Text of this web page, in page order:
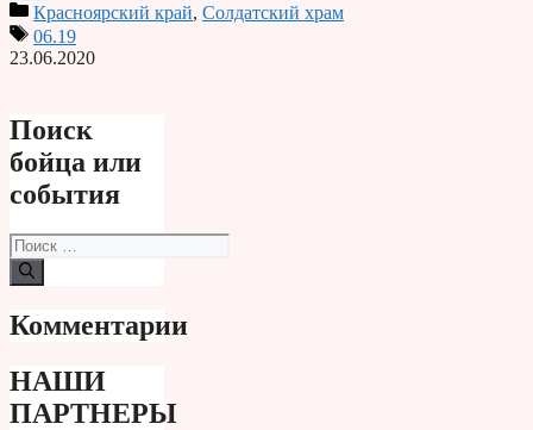
PrintКрасноярский край, Солдатский храм
06.19
23.06.2020
Поиск
бойца или
события
Поиск:
Комментарии
НАШИ
ПАРТНЕРЫ